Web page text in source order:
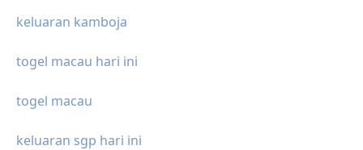
keluaran kamboja
togel macau hari ini
togel macau
keluaran sgp hari ini